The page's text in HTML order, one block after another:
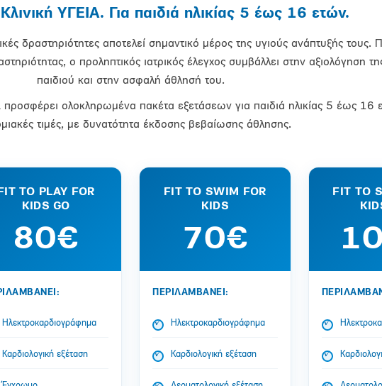
Κλινική ΥΓΕΙΑ. Για παιδιά ηλικίας 5 έως 16 ετών.
δραστηριότητες αποτελεί σημαντικό μέρος της υγιούς ανάπτυξής τους.
ο προληπτικός ιατρικός έλεγχος συμβάλλει στην αξιολόγηση
παιδιού και στην ασφαλή άθλησή του.
προσφέρει ολοκληρωμένα πακέτα εξετάσεων για παιδιά ηλικίας 5 έως 16
τιμές, με δυνατότητα έκδοσης βεβαίωσης άθλησης.
FIT TO PLAY FOR
KIDS GO
80€
Ηλεκτροκαρδιογράφημα
Καρδιολογική εξέταση
FIT TO SWIM FOR
KIDS
70€
ΠΕΡΙΛΑΜΒΑΝΕΙ:
Ηλεκτροκαρδιογράφημα
Καρδιολογική εξέταση
FIT TO